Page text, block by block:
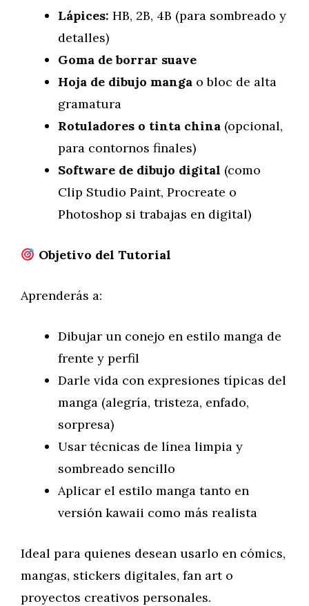
Lápices: HB, 2B, 4B (para sombreado y
detalles)
Goma de borrar suave
Hoja de dibujo manga o bloc de alta
gramatura
Rotuladores o tinta china (opcional,
para contornos finales)
Software de dibujo digital (como
Clip Studio Paint, Procreate o
Photoshop si trabajas en digital)
Objetivo del Tutorial
Aprenderás a:
Dibujar un conejo en estilo manga de
frente y perfil
Darle vida con expresiones típicas del
manga (alegría, tristeza, enfado,
sorpresa)
Usar técnicas de línea limpia y
sombreado sencillo
Aplicar el estilo manga tanto en
versión kawaii como más realista
Ideal para quienes desean usarlo en cómics,
mangas, stickers digitales, fan art o
proyectos creativos personales.